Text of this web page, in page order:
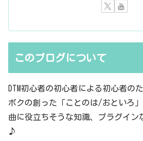
このブログについて
DTM初心者の初心者による初心者の
ボクの創った「ことのは/おといろ
曲に役立ちそうな知識、プラグイン
♪